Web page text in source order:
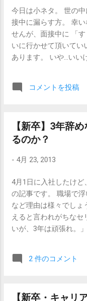
ら、あとは相性で選
用担当者。自分が一
社にいる架空の社員と
架空のプロジェクト
つけて、採用・不採
が言いたいかっていう
い方はちょっと適切で
事だと「好きな服を着
ね。いや、本質的には
しょうが、人によって
くの人にとって不快感
す。 これは、ファッ
アル系の服装が好き
メ」とか「新人の癖
お！」なんてことがあ
は、在宅勤務でない
は、働き始めるとそ
るので、それが受け
すが、 そう考えると
ます。 会社勤めしな
ね。 【関連記事】 【
汚れた靴 【新卒】「
べきなのか
今日は小ネタ。 世の
接中に漏らす方。 幸
せんが、面接中に 「
いに行かせて頂いてい
あります。 いや…いい
別に面接中にトイレ
に。 面接に到着した
そこは行っときましょ
く ＜＜＜＜＜＜＜
行っておきましょう、
はやめておけ】面接の
キャリア】ブラック企
コメントを投稿
【新卒】3年辞
るのか？
- 4月 23, 2013
4月1日に入社したけ
の記事です。 職場で浮
など理由は様々でし
えると言われがちな
いが、3年は頑張れ。
もない時間に思えるで
と反発するかもしれま
かもしれません。で
2 件のコメント
【新卒・キャリ